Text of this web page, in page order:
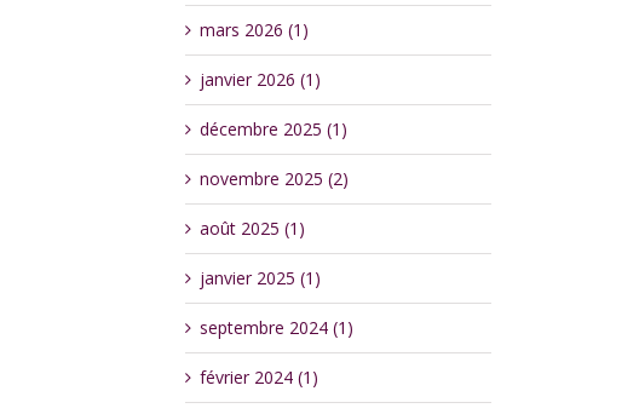
mars 2026 (1)
janvier 2026 (1)
décembre 2025 (1)
novembre 2025 (2)
août 2025 (1)
janvier 2025 (1)
septembre 2024 (1)
février 2024 (1)